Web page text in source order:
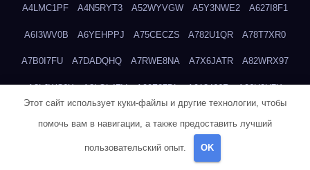
A4LMC1PF A4N5RYT3 A52WYVGW A5Y3NWE2 A627I8F1
A6I3WV0B A6YEHPPJ A75CECZS A782U1QR A78T7XR0
A7B0I7FU A7DADQHQ A7RWE8NA A7X6JATR A82WRX97
A8LJWC6X A8LOL4ZV A90Z37DL A913466R A96H0U7X
Этот сайт использует куки-файлы и другие технологии, чтобы
помочь вам в навигации, а также предоставить лучший
пользовательский опыт. OK